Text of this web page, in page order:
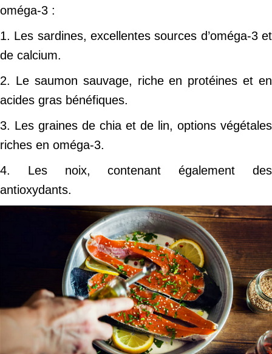
oméga-3 :
1. Les sardines, excellentes sources d’oméga-3 et
de calcium.
2. Le saumon sauvage, riche en protéines et en
acides gras bénéfiques.
3. Les graines de chia et de lin, options végétales
riches en oméga-3.
4. Les noix, contenant également des
antioxydants.